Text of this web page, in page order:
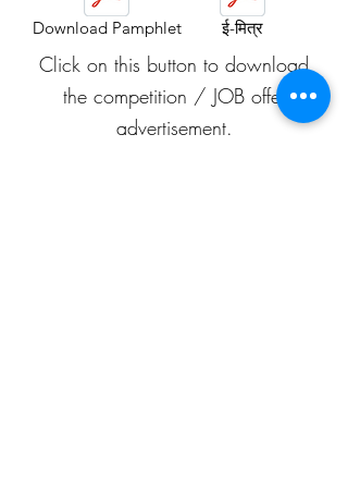
Download Pamphlet ई-मित्र
Click on this button to download
the competition / JOB offer
advertisement.